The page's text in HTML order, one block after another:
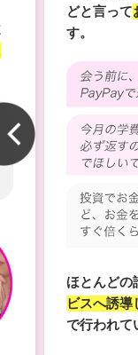
どと言って
す。
ほとんどの
ビスへ誘
で行われて